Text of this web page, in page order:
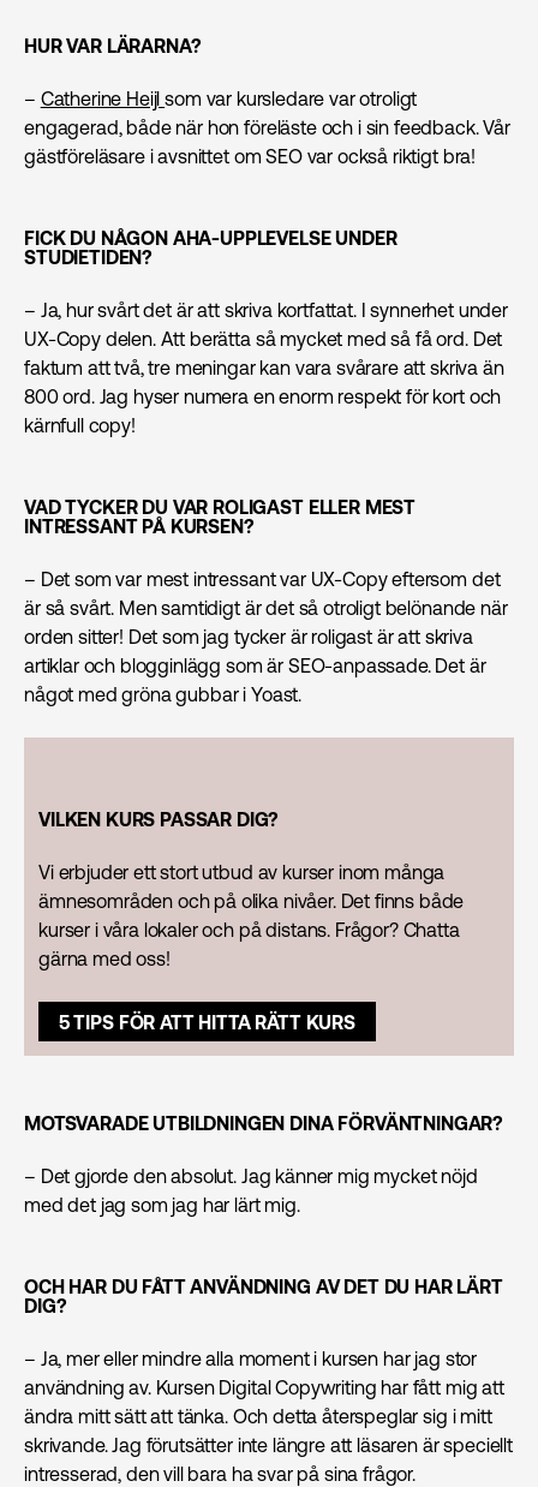
HUR VAR LÄRARNA?
– Catherine Heijlsom var kursledare var otroligt
engagerad, både när hon föreläste och i sin feedback. Vår
gästföreläsare i avsnittet om SEO var också riktigt bra!
FICK DU NÅGON AHA-UPPLEVELSE UNDER
STUDIETIDEN?
– Ja, hur svårt det är att skriva kortfattat. I synnerhet under
UX-Copy delen. Att berätta så mycket med så få ord. Det
faktum att två, tre meningar kan vara svårare att skriva än
800 ord. Jag hyser numera en enorm respekt för kort och
kärnfull copy!
VAD TYCKER DU VAR ROLIGAST ELLER MEST
INTRESSANT PÅ KURSEN?
– Det som var mest intressant var UX-Copy eftersom det
är så svårt. Men samtidigt är det så otroligt belönande när
orden sitter! Det som jag tycker är roligast är att skriva
artiklar och blogginlägg som är SEO-anpassade. Det är
något med gröna gubbar i Yoast.
VILKEN KURS PASSAR DIG?
Vi erbjuder ett stort utbud av kurser inom många
ämnesområden och på olika nivåer. Det finns både
kurser i våra lokaler och på distans. Frågor? Chatta
gärna med oss!
5 TIPS FÖR ATT HITTA RÄTT KURS
MOTSVARADE UTBILDNINGEN DINA FÖRVÄNTNINGAR?
– Det gjorde den absolut. Jag känner mig mycket nöjd
med det jag som jag har lärt mig.
OCH HAR DU FÅTT ANVÄNDNING AV DET DU HAR LÄRT
DIG?
– Ja, mer eller mindre alla moment i kursen har jag stor
användning av. Kursen Digital Copywriting har fått mig att
ändra mitt sätt att tänka. Och detta återspeglar sig i mitt
skrivande. Jag förutsätter inte längre att läsaren är speciellt
intresserad, den vill bara ha svar på sina frågor.